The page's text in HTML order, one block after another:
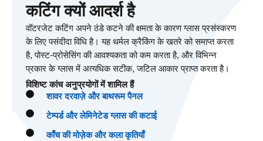
कटिंग क्यों आदर्श है
वॉटरजेट कटिंग अपने ठंडे कटने की क्षमता के कारण ग्लास प्रसंस्करण
के लिए पसंदीदा विधि है। यह थर्मल क्रैकिंग के खतरे को समाप्त करता
है, पोस्ट-प्रोसेसिंग की आवश्यकता को कम करता है, और विभिन्न
प्रकार के ग्लास में अत्यधिक सटीक, जटिल आकार प्राप्त करता है।
विशिष्ट कांच अनुप्रयोगों में शामिल हैं
शावर दरवाज़े और बाथरूम पैनल
टेम्पर्ड और लेमिनेटेड ग्लास की कटाई
काँच की मोज़ेक और कला कृतियाँ